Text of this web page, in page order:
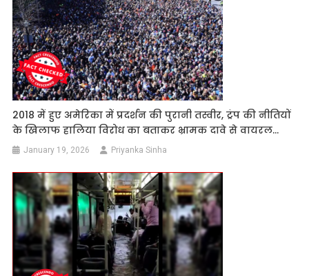
2018 में हुए अमेरिका में प्रदर्शन की पुरानी तस्वीर, ट्रंप की नीतियों
के खिलाफ हालिया विरोध का बताकर भ्रामक दावे से वायरल…
January 19, 2026 Priyanka Sinha